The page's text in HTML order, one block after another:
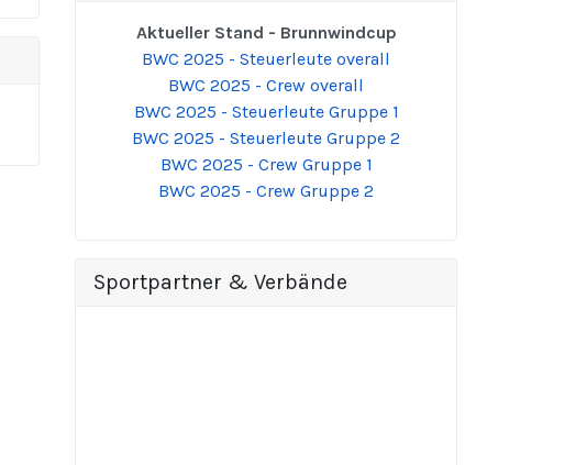
Aktueller Stand - Brunnwindcup
BWC 2025 - Steuerleute overall
BWC 2025 - Crew overall
BWC 2025 - Steuerleute Gruppe 1
BWC 2025 - Steuerleute Gruppe 2
BWC 2025 - Crew Gruppe 1
BWC 2025 - Crew Gruppe 2
Sportpartner & Verbände